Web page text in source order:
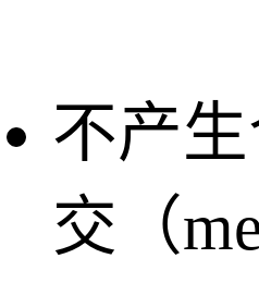
不产
交（